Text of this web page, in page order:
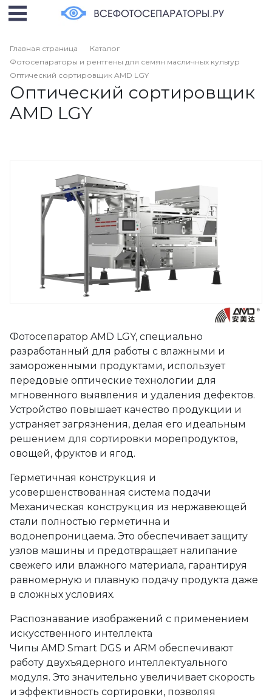
Главная страница
Каталог
Фотосепараторы и рентгены для семян масличных культур
Оптический сортировщик AMD LGY
Оптический сортировщик
AMD LGY
Фотосепаратор AMD LGY, специально
разработанный для работы с влажными и
замороженными продуктами, использует
передовые оптические технологии для
мгновенного выявления и удаления дефектов.
Устройство повышает качество продукции и
устраняет загрязнения, делая его идеальным
решением для сортировки морепродуктов,
овощей, фруктов и ягод.
Герметичная конструкция и
усовершенствованная система подачи
Механическая конструкция из нержавеющей
стали полностью герметична и
водонепроницаема. Это обеспечивает защиту
узлов машины и предотвращает налипание
свежего или влажного материала, гарантируя
равномерную и плавную подачу продукта даже
в сложных условиях.
Распознавание изображений с применением
искусственного интеллекта
Чипы AMD Smart DGS и ARM обеспечивают
работу двухъядерного интеллектуального
модуля. Это значительно увеличивает скорость
и эффективность сортировки, позволяя